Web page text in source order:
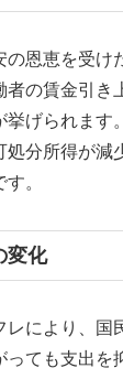
の恩恵を受け
者の賃金引き
挙げられます
処分所得が減
。
変化
レにより、国
っても支出を